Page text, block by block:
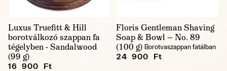
Luxus Truefitt & Hill
borotválkozó szappan fa
tégelyben - Sandalwood
(99 g)
16 900 Ft
Floris Gentleman Shaving
Soap & Bowl — No. 89
(100 g) Borotvaszappan fatálban
24 900 Ft